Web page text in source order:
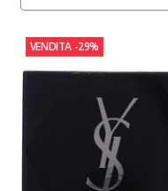
VENDITA -29%